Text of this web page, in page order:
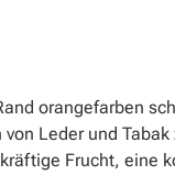
orangefarben
Leder und
Frucht, eine